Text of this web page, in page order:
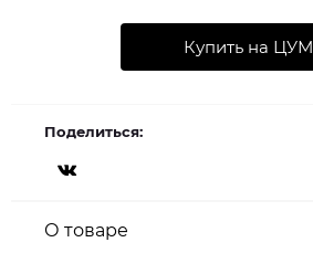
Купить на ЦУМ
Поделиться:
О товаре